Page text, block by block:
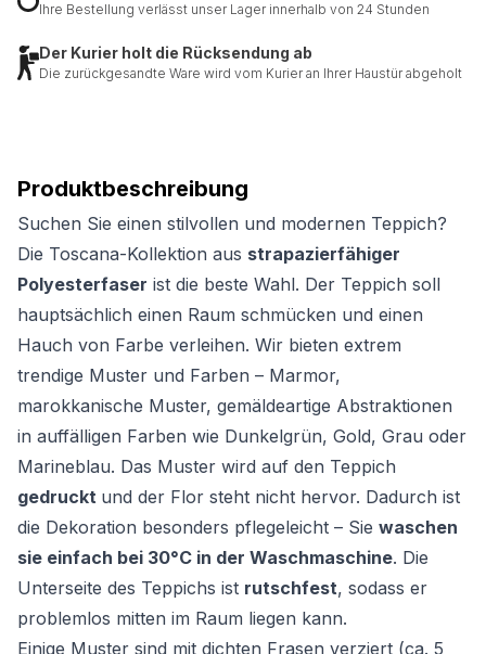
Produktbeschreibung
Suchen Sie einen stilvollen und modernen Teppich?
Die Toscana-Kollektion aus strapazierfähiger
Polyesterfaser ist die beste Wahl. Der Teppich soll
hauptsächlich einen Raum schmücken und einen
Hauch von Farbe verleihen. Wir bieten extrem
trendige Muster und Farben – Marmor,
marokkanische Muster, gemäldeartige Abstraktionen
in auffälligen Farben wie Dunkelgrün, Gold, Grau oder
Marineblau. Das Muster wird auf den Teppich
gedruckt und der Flor steht nicht hervor. Dadurch ist
die Dekoration besonders pflegeleicht – Sie waschen
sie einfach bei 30°C in der Waschmaschine. Die
Unterseite des Teppichs ist rutschfest, sodass er
problemlos mitten im Raum liegen kann.
Einige Muster sind mit dichten Frasen verziert (ca. 5
Ihre Bestellung verlässt unser Lager innerhalb von 24 Stunden
Der Kurier holt die Rücksendung ab
Die zurückgesandte Ware wird vom Kurier an Ihrer Haustür abgeholt